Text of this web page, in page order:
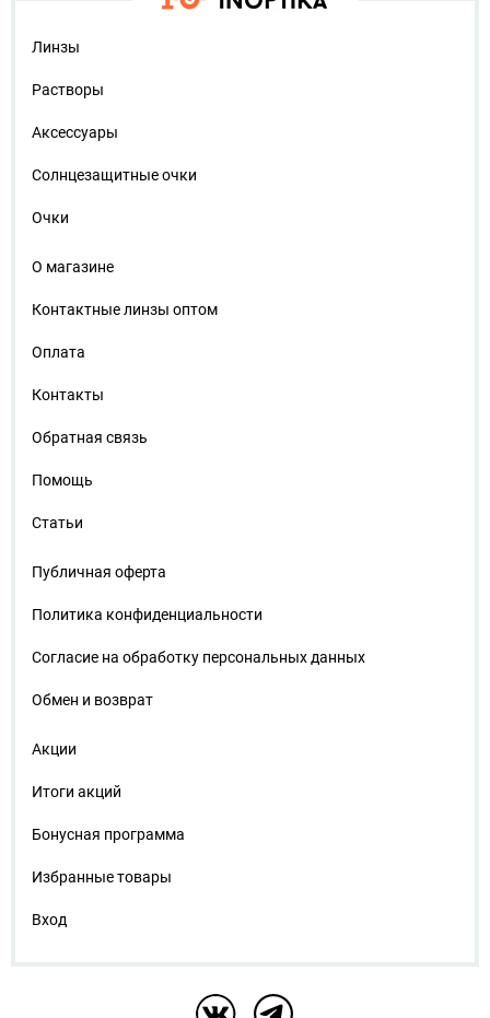
Линзы
Растворы
Аксессуары
Солнцезащитные очки
Очки
О магазине
Контактные линзы оптом
Оплата
Контакты
Обратная связь
Помощь
Статьи
Публичная оферта
Политика конфиденциальности
Согласие на обработку персональных данных
Обмен и возврат
Акции
Итоги акций
Бонусная программа
Избранные товары
Вход